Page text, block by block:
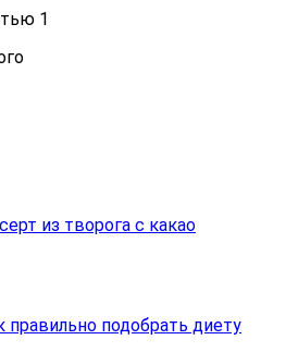
1
из творога с какао
правильно подобрать диету